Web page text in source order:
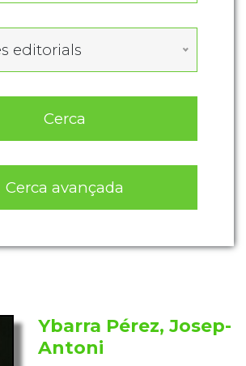
editorials
Cerca
Cerca avançada
Ybarra Pérez, Josep-
Antoni